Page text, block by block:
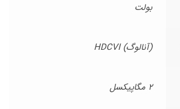
بولت
(آنالوگ) HDCVI
2 مگاپیکسل